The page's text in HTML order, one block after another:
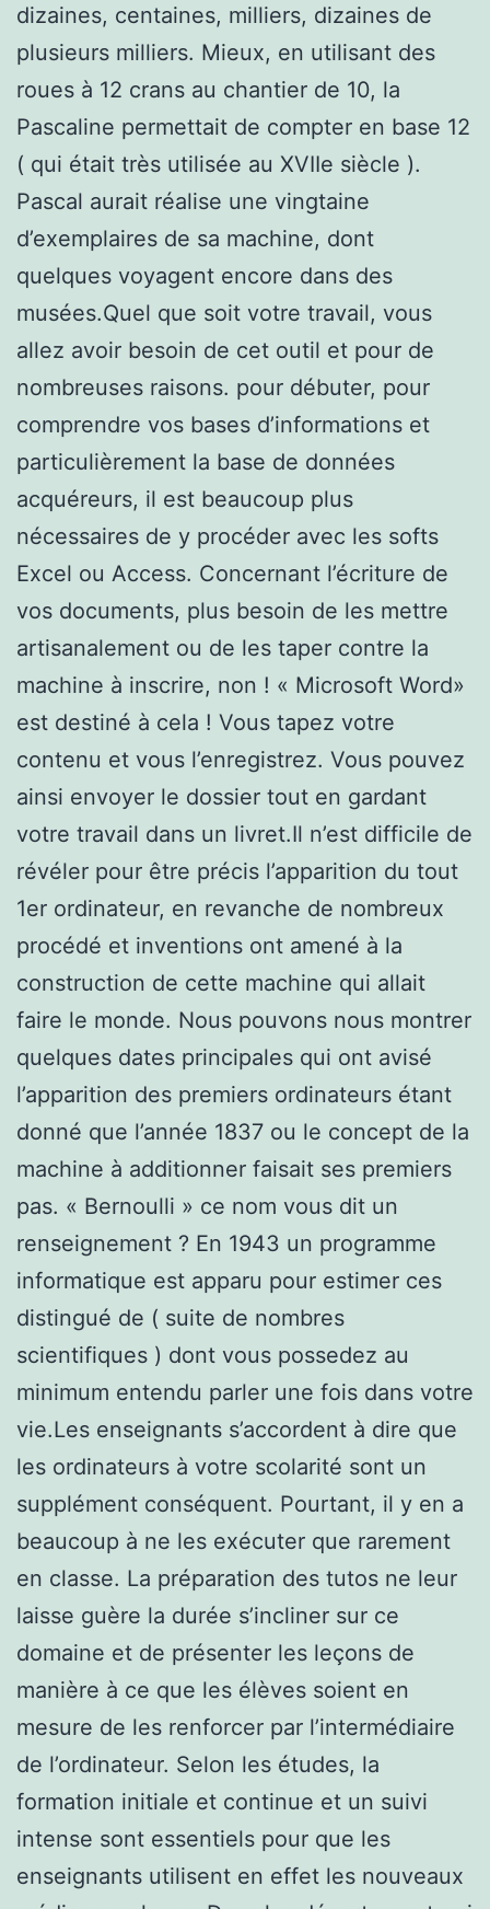
dizaines, centaines, milliers, dizaines de
plusieurs milliers. Mieux, en utilisant des
roues à 12 crans au chantier de 10, la
Pascaline permettait de compter en base 12
( qui était très utilisée au XVIIe siècle ).
Pascal aurait réalise une vingtaine
d’exemplaires de sa machine, dont
quelques voyagent encore dans des
musées.Quel que soit votre travail, vous
allez avoir besoin de cet outil et pour de
nombreuses raisons. pour débuter, pour
comprendre vos bases d’informations et
particulièrement la base de données
acquéreurs, il est beaucoup plus
nécessaires de y procéder avec les softs
Excel ou Access. Concernant l’écriture de
vos documents, plus besoin de les mettre
artisanalement ou de les taper contre la
machine à inscrire, non ! « Microsoft Word»
est destiné à cela ! Vous tapez votre
contenu et vous l’enregistrez. Vous pouvez
ainsi envoyer le dossier tout en gardant
votre travail dans un livret.Il n’est difficile de
révéler pour être précis l’apparition du tout
1er ordinateur, en revanche de nombreux
procédé et inventions ont amené à la
construction de cette machine qui allait
faire le monde. Nous pouvons nous montrer
quelques dates principales qui ont avisé
l’apparition des premiers ordinateurs étant
donné que l’année 1837 ou le concept de la
machine à additionner faisait ses premiers
pas. « Bernoulli » ce nom vous dit un
renseignement ? En 1943 un programme
informatique est apparu pour estimer ces
distingué de ( suite de nombres
scientifiques ) dont vous possedez au
minimum entendu parler une fois dans votre
vie.Les enseignants s’accordent à dire que
les ordinateurs à votre scolarité sont un
supplément conséquent. Pourtant, il y en a
beaucoup à ne les exécuter que rarement
en classe. La préparation des tutos ne leur
laisse guère la durée s’incliner sur ce
domaine et de présenter les leçons de
manière à ce que les élèves soient en
mesure de les renforcer par l’intermédiaire
de l’ordinateur. Selon les études, la
formation initiale et continue et un suivi
intense sont essentiels pour que les
enseignants utilisent en effet les nouveaux